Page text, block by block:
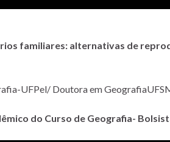
familiares: alternativas de
UFPel/ Doutora em
do Curso de Geografia-